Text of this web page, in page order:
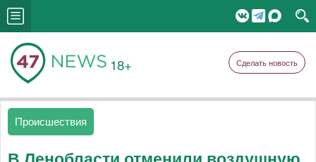
18+ Сделать новость
Происшествия